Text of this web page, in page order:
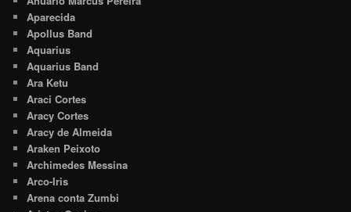
Aparecida
Apollus Band
Aquarius
Aquarius Band
Ara Ketu
Araci Cortes
Aracy Cortes
Aracy de Almeida
Araken Peixoto
Archimedes Messina
Arco-Iris
Arena conta Zumbi